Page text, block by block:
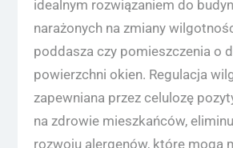
idealnym rozwiązaniem do
narażonych na zmiany
poddasza czy pomieszczenia o
powierzchni okien. Regulacja
zapewniana przez celulozę
na zdrowie mieszkańców,
rozwoju alergenów, które mogą